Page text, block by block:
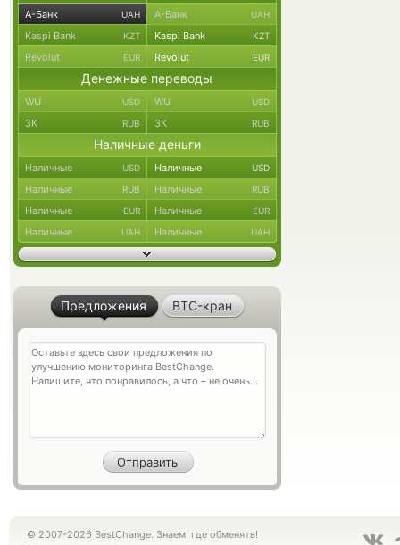
А-Банк UAH А-Банк UAH
Kaspi Bank KZT Kaspi Bank KZT
Revolut EUR Revolut EUR
Денежные переводы
WU USD WU USD
ЗК RUB ЗК RUB
Наличные деньги
Наличные USD Наличные USD
Наличные RUB Наличные RUB
Наличные EUR Наличные EUR
Наличные UAH Наличные UAH
Предложения BTC-кран
© 2007-2026 BestChange. Знаем, где обменять!